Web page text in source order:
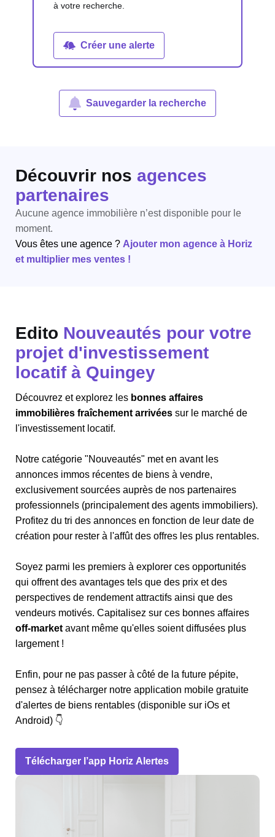
à votre recherche.
Créer une alerte
Sauvegarder la recherche
Découvrir nos agences
partenaires
Aucune agence immobilière n’est disponible pour le
moment.
Vous êtes une agence ? Ajouter mon agence à Horiz
et multiplier mes ventes !
Edito Nouveautés pour votre
projet d'investissement
locatif à Quingey
Découvrez et explorez les bonnes affaires
immobilières fraîchement arrivées sur le marché de
l'investissement locatif.
Notre catégorie "Nouveautés" met en avant les
annonces immos récentes de biens à vendre,
exclusivement sourcées auprès de nos partenaires
professionnels (principalement des agents immobiliers).
Profitez du tri des annonces en fonction de leur date de
création pour rester à l'affût des offres les plus rentables.
Soyez parmi les premiers à explorer ces opportunités
qui offrent des avantages tels que des prix et des
perspectives de rendement attractifs ainsi que des
vendeurs motivés. Capitalisez sur ces bonnes affaires
off-market avant même qu'elles soient diffusées plus
largement !
Enfin, pour ne pas passer à côté de la future pépite,
pensez à télécharger notre application mobile gratuite
d'alertes de biens rentables (disponible sur iOs et
Android) 👇
Télécharger l’app Horiz Alertes